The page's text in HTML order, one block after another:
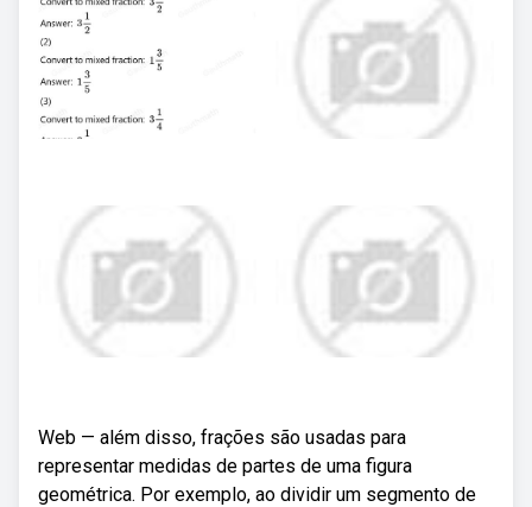
Web — além disso, frações são usadas para
representar medidas de partes de uma figura
geométrica. Por exemplo, ao dividir um segmento de